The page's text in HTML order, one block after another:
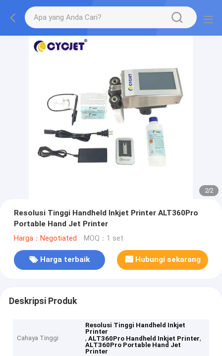
2/2
Resolusi Tinggi Handheld Inkjet Printer ALT360Pro
Portable Hand Jet Printer
Harga：Negotiated MOQ：1 set
Harga terbaik Hubungi sekarang
Deskripsi Produk
Cahaya Tinggi
Resolusi Tinggi Handheld Inkjet
Printer
,ALT360Pro Handheld Inkjet Printer,
ALT360Pro Portable Hand Jet
Printer